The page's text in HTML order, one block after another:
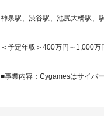
神泉駅、渋谷駅、池尻大橋駅、
＜予定年収＞400万円～1,000
■事業内容：Cygamesはサイバ